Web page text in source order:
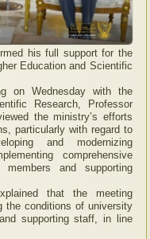
his full support for the
Education and Scientific
on Wednesday with the
Research, Professor
the ministry’s efforts
particularly with regard to
and modernizing
comprehensive
and supporting
that the meeting
the conditions of university
supporting staff, in line